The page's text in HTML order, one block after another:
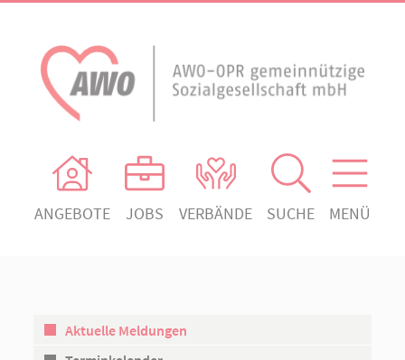
ANGEBOTE JOBS VERBÄNDE SUCHE MENÜ
Aktuelle Meldungen